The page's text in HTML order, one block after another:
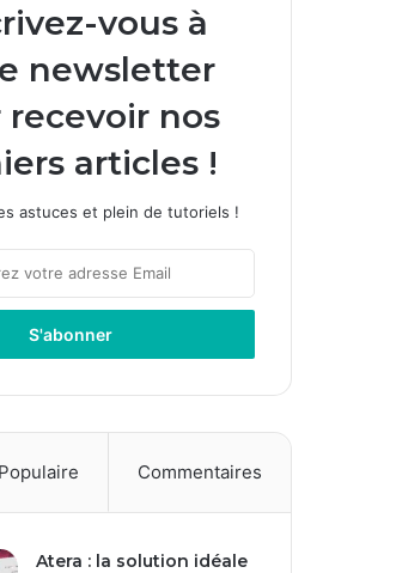
vous à
newsletter
recevoir nos
articles !
astuces et plein de tutoriels !
Populaire Commentaires
Atera : la solution idéale